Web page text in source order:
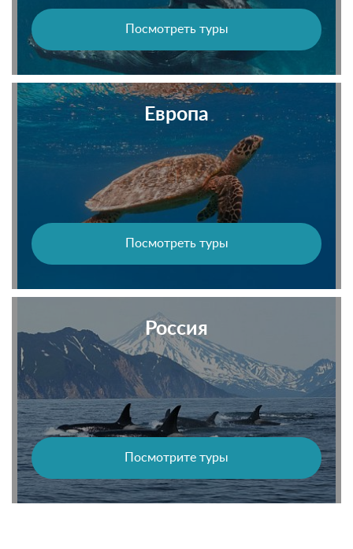
Посмотреть туры
Европа
Посмотреть туры
Россия
Посмотрите туры